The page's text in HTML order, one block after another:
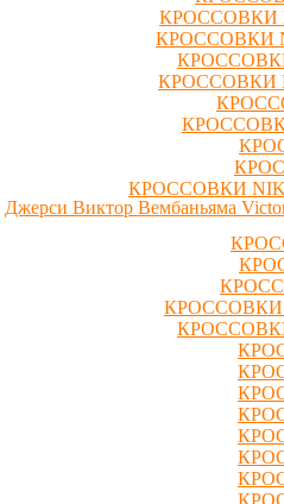
КРОССОВКИ
КРОССОВКИ
КРОССОВКИ
КРОССОВКИ
КРОССОВКИ
КРОССОВКИ
Джерси Виктор Вембаньяма